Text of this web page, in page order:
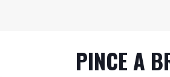
PINCE A